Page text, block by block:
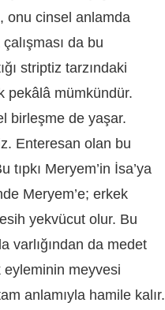
onu cinsel anlamda
da bu
striptiz tarzındaki
pekâlâ mümkündür.
birleşme de yaşar.
Enteresan olan bu
Meryem’in İsa’ya
Meryem’e; erkek
yekvücut olur. Bu
varlığından da medet
meyvesi
anlamıyla hamile kalır.